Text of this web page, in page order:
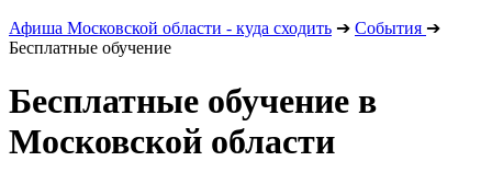
Афиша Московской области - куда сходить ➔ События ➔
Бесплатные обучение
Бесплатные обучение в
Московской области